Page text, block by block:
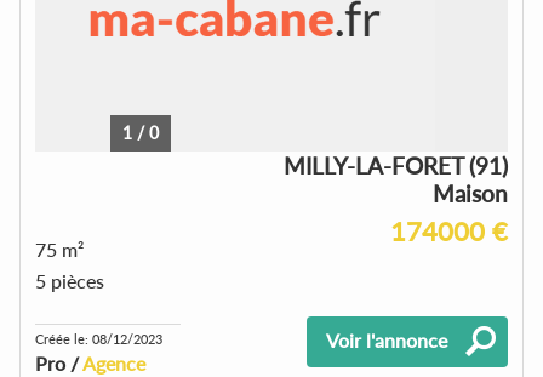
1 /0
MILLY-LA-FORET (91)
Maison
174000 €
75 m²
5 pièces
Créée le: 08/12/2023
Pro /Agence
Voir l'annonce